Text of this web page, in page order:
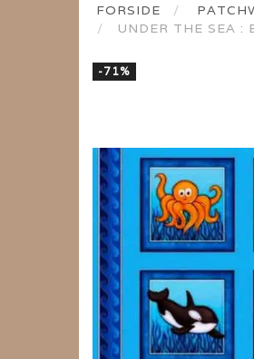
FORSIDE
UNDER THE SEA :
-71%